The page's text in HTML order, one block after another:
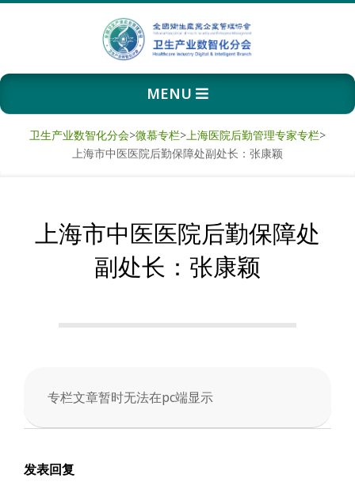
卫
生
产
数
会
Primary
Navigation
MENU
卫生产业数智化分会>微慕专栏>上海医院后勤管理专家专栏>
上海市中医医院后勤保障处副处长：张康颖
上海市中医医院后勤保障处
副处长：张康颖
专栏文章暂时无法在pc端显示
2025-
14
发表回复